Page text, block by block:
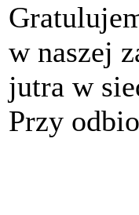
w naszej
jutra w
Przy